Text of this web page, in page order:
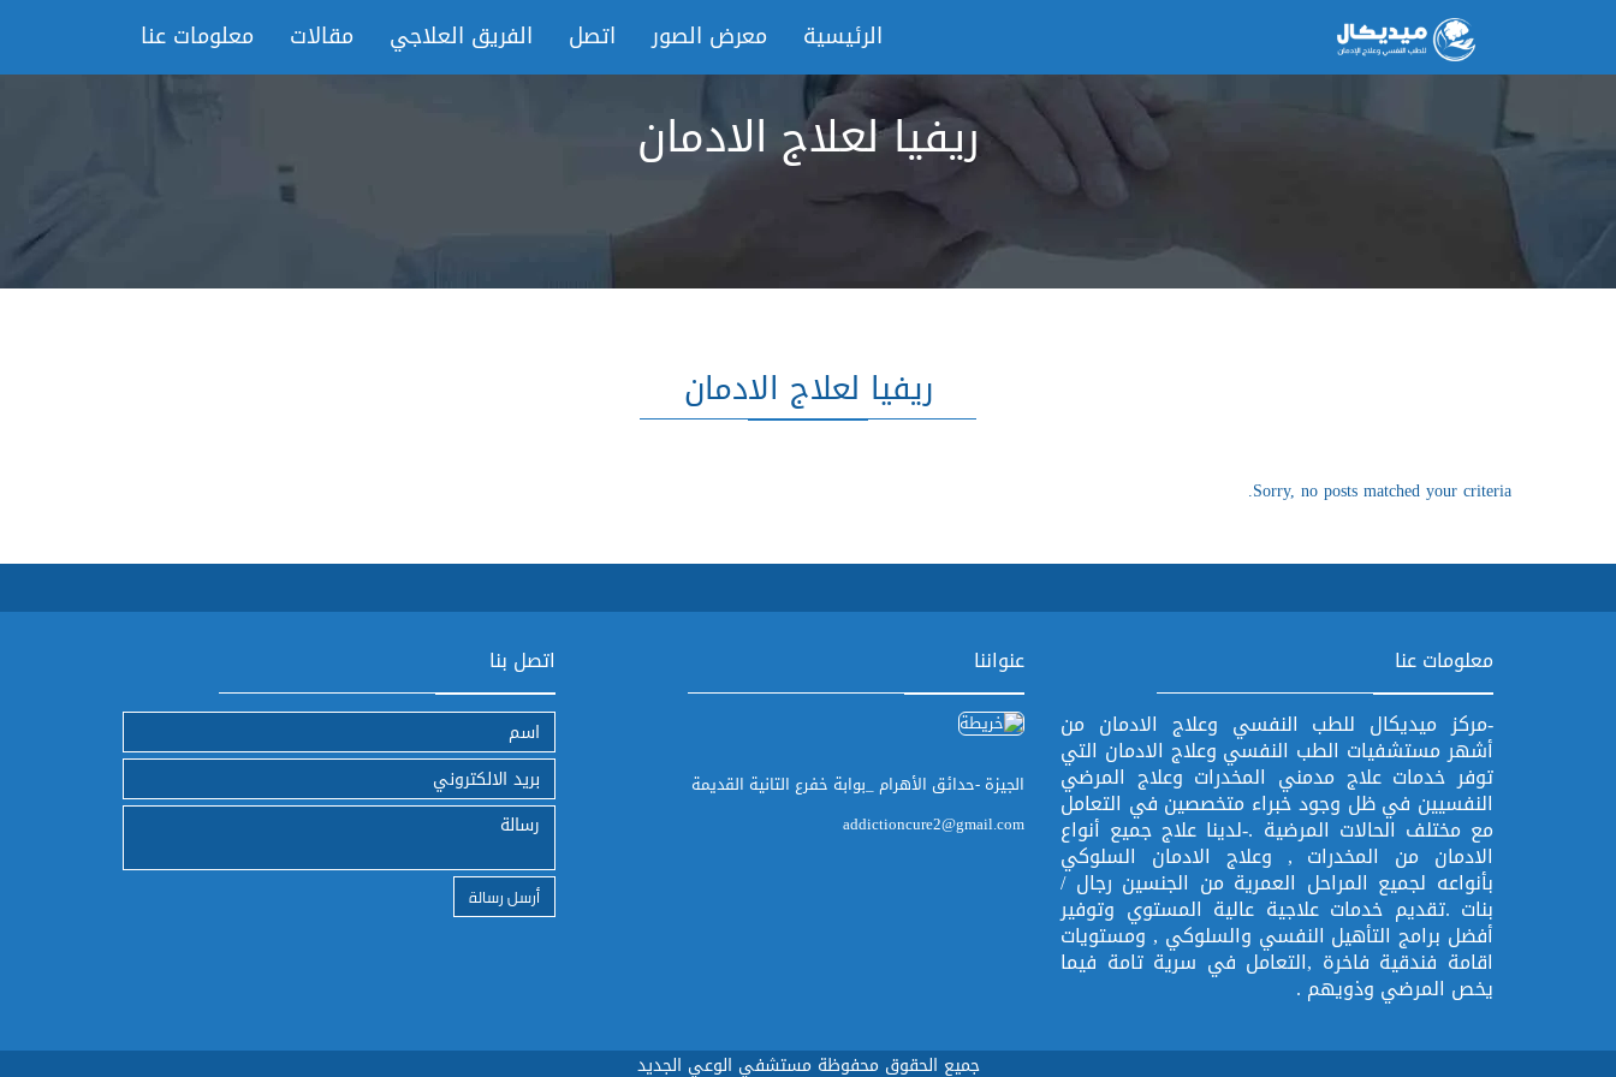
الرئيسية معرض الصور اتصل الفريق العلاجي مقالات معلومات عنا
ريفيا لعلاج الادمان
ريفيا لعلاج الادمان
Sorry, no posts matched your criteria.
معلومات عنا
-مركز ميديكال للطب النفسي وعلاج الادمان من
أشهر مستشفيات الطب النفسي وعلاج الادمان التي
توفر خدمات علاج مدمني المخدرات وعلاج المرضي
النفسيين في ظل وجود خبراء متخصصين في التعامل
مع مختلف الحالات المرضية .-لدينا علاج جميع أنواع
الادمان من المخدرات , وعلاج الادمان السلوكي
بأنواعه لجميع المراحل العمرية من الجنسين رجال /
بنات .تقديم خدمات علاجية عالية المستوي وتوفير
أفضل برامج التأهيل النفسي والسلوكي , ومستويات
اقامة فندقية فاخرة ,التعامل في سرية تامة فيما
يخص المرضي وذويهم .
عنواننا
الجيزة -حدائق الأهرام _بوابة خفرع التانية القديمة
addictioncure2@gmail.com
اتصل بنا
أرسل رسالة
جميع الحقوق محفوظة مستشفي الوعي الجديد